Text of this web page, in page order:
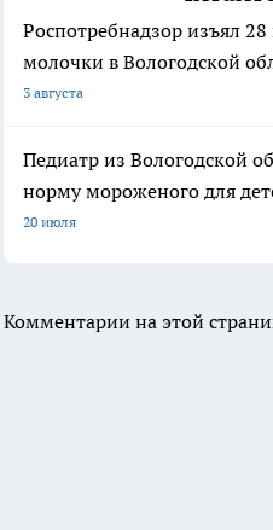
Роспотребнадзор изъял
молочки в Вологодской
3 августа
Педиатр из Вологодской
норму мороженого для
20 июля
Комментарии на этой